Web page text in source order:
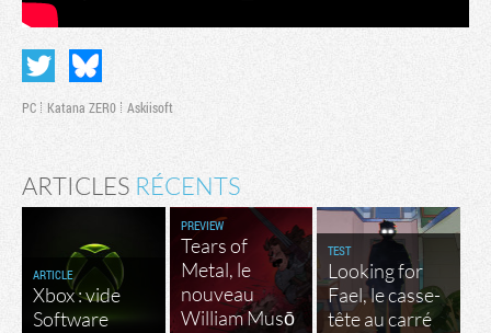
PC Katana ZER0 Askiisoft
ARTICLES RÉCENTS
ARTICLE
Xbox : vide
Software
PREVIEW
Tears of
Metal, le
nouveau
William Musō
TEST
Looking for
Fael, le casse-
tête au carré